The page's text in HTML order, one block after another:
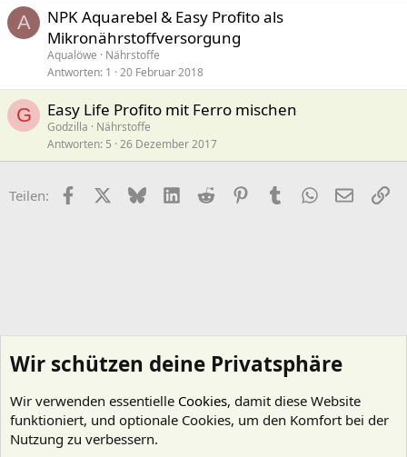
A
NPK Aquarebel & Easy Profito als
Mikronährstoffversorgung
Aqualöwe
Nährstoffe
Antworten 1 20 Februar 2018
G Easy Life Profito mit Ferro mischen
Godzilla
Nährstoffe
Antworten 5 26 Dezember 2017
Teilen: FacebookX (Twitter)
BlueskyLinkedIn
Reddit PinterestTumblr WhatsApp
E-Mail
Wir schützen deine Privatsphäre
Wir verwenden essentielle Cookies, damit diese Website
funktioniert, und optionale Cookies, um den Komfort bei der
Nutzung zu verbessern.